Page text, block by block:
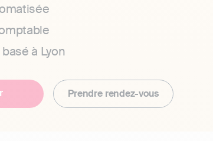
à Lyon
Prendre rendez-vous